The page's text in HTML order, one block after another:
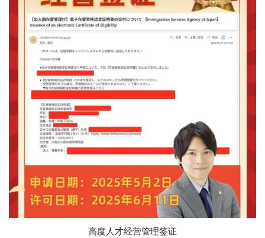
高度人才经营管理签证